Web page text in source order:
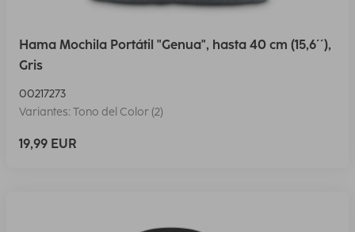
Hama Mochila Portátil "Genua", hasta 40 cm (15,6´´),
Gris
00217273
Variantes: Tono del Color (2)
19,99 EUR